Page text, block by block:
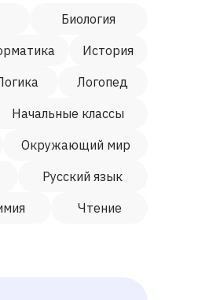
Биология
История
Логопед
Начальные классы
Окружающий мир
Русский язык
Чтение